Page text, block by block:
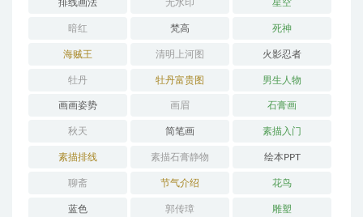
排线画法 无水印 星空
暗红 梵高 死神
海贼王 清明上河图 火影忍者
牡丹 牡丹富贵图 男生人物
画画姿势 画眉 石膏画
秋天 简笔画 素描入门
素描排线 素描石膏静物 绘本PPT
聊斋 节气介绍 花鸟
蓝色 郭传璋 雕塑